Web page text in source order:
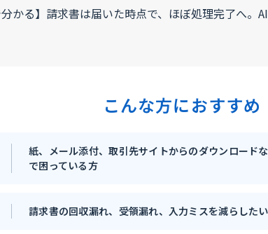
こんな方におすすめ
紙、メール添付、取引先サイトからのダウンロード
で困っている方
請求書の回収漏れ、受領漏れ、入力ミスを減らした